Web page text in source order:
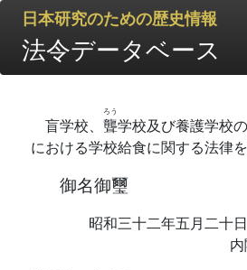
日本研究のための歴史情報
法令データベース
盲学校、 聾
ろう
学校及び養護学校
における学校給食に関する法律
御名御璽
昭和三十二年五月二十日